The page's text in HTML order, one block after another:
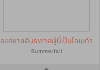
องค์ชายอันธพาลผู้นี้เป็นโอเมก้า
Summerfall